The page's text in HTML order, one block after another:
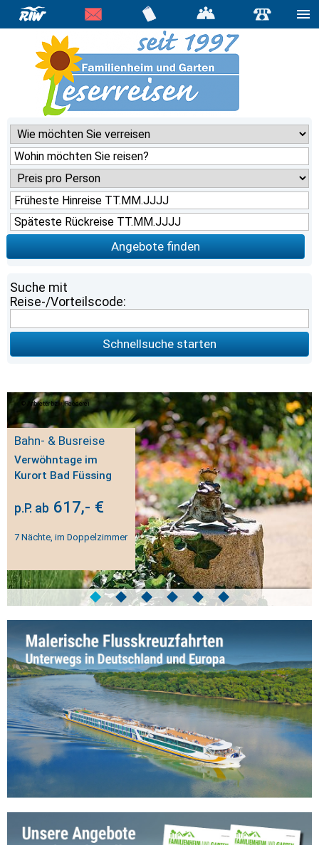
Angebote finden
Suche mit
Reise-/Vorteilscode:
Schnellsuche starten
Anbieter bzw. Reederei
Bahn- & Busreise
Verwöhntage im
Kurort Bad Füssing
p.P. ab 617,- €
7 Nächte, im Doppelzimmer
◆ ◆ ◆ ◆ ◆ ◆